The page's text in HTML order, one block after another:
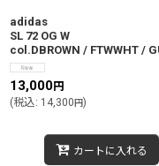
adidas
SL 72 OG W
col.DBROWN / FTWWHT /
13,000円
(税込: 14,300円)
カートに入れる